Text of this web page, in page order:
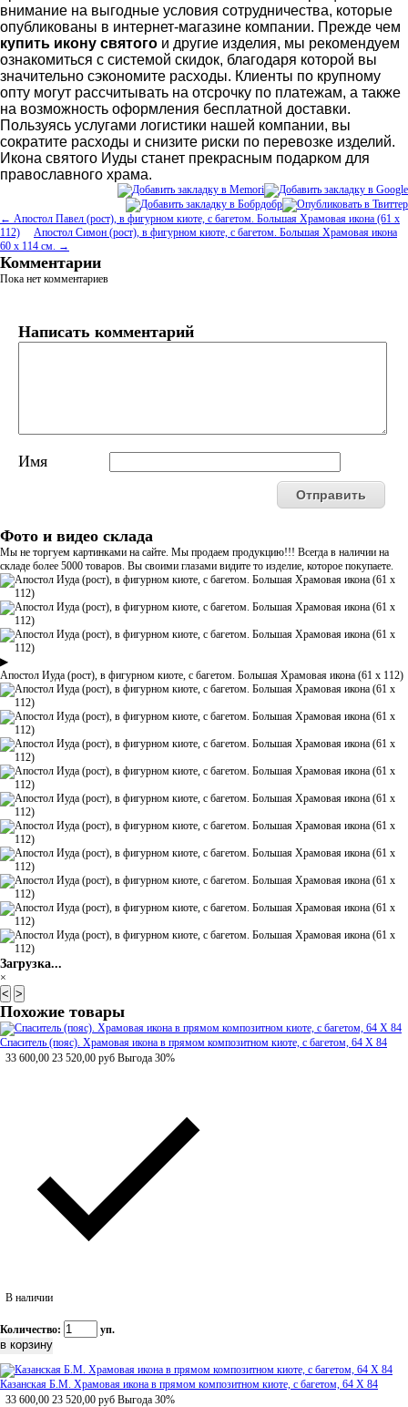
внимание на выгодные условия сотрудничества, которые
опубликованы в интернет-магазине компании. Прежде чем
купить икону святого и другие изделия, мы рекомендуем
ознакомиться с системой скидок, благодаря которой вы
значительно сэкономите расходы. Клиенты по крупному
опту могут рассчитывать на отсрочку по платежам, а также
на возможность оформления бесплатной доставки.
Пользуясь услугами логистики нашей компании, вы
сократите расходы и снизите риски по перевозке изделий.
Икона святого Иуды станет прекрасным подарком для
православного храма.
← Апостол Павел (рост), в фигурном киоте, с багетом. Большая Храмовая икона (61 х
112)
Апостол Симон (рост), в фигурном киоте, с багетом. Большая Храмовая икона
60 х 114 см. →
Комментарии
Пока нет комментариев
Написать комментарий
Имя
Фото и видео склада
Мы не торгуем картинками на сайте. Мы продаем продукцию!!! Всегда в наличии на
складе более 5000 товаров. Вы своими глазами видите то изделие, которое покупаете.
▶
Апостол Иуда (рост), в фигурном киоте, с багетом. Большая Храмовая икона (61 х 112)
Загрузка...
×
< >
Похожие товары
Спаситель (пояс). Храмовая икона в прямом композитном киоте, с багетом, 64 Х 84
33 600,00 23 520,00 руб Выгода 30%
В наличии
Количество: уп.
Казанская Б.М. Храмовая икона в прямом композитном киоте, с багетом, 64 Х 84
33 600,00 23 520,00 руб Выгода 30%